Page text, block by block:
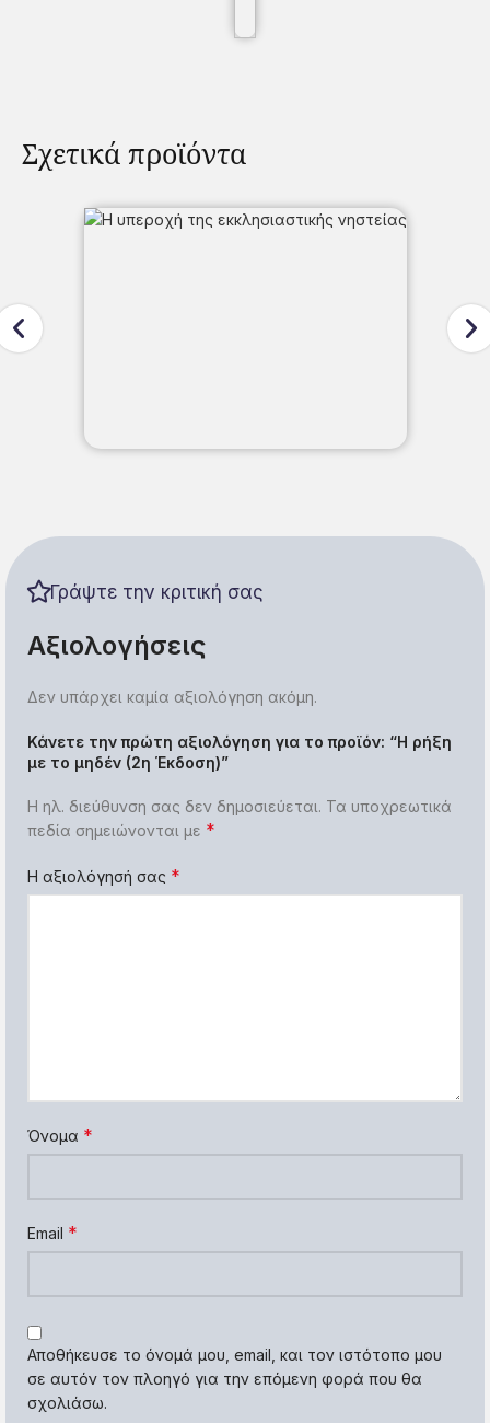
Σχετικά προϊόντα
Γράψτε την κριτική σας
Αξιολογήσεις
Δεν υπάρχει καμία αξιολόγηση ακόμη.
Κάνετε την πρώτη αξιολόγηση για το προϊόν: “Η ρήξη
με το μηδέν (2η Έκδοση)”
Η ηλ. διεύθυνση σας δεν δημοσιεύεται. Τα υποχρεωτικά
πεδία σημειώνονται με *
Η αξιολόγησή σας *
Όνομα *
Email *
Αποθήκευσε το όνομά μου, email, και τον ιστότοπο μου
σε αυτόν τον πλοηγό για την επόμενη φορά που θα
σχολιάσω.